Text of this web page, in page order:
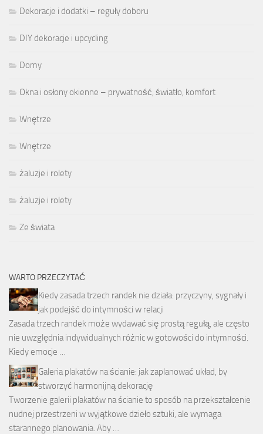
Dekoracje i dodatki – reguły doboru
DIY dekoracje i upcycling
Domy
Okna i osłony okienne – prywatność, światło, komfort
Wnętrze
Wnętrze
żaluzje i rolety
żaluzje i rolety
Ze świata
WARTO PRZECZYTAĆ
Kiedy zasada trzech randek nie działa: przyczyny, sygnały i
jak podejść do intymności w relacji
Zasada trzech randek może wydawać się prostą regułą, ale często
nie uwzględnia indywidualnych różnic w gotowości do intymności.
Kiedy emocje …
Galeria plakatów na ścianie: jak zaplanować układ, by
stworzyć harmonijną dekorację
Tworzenie galerii plakatów na ścianie to sposób na przekształcenie
nudnej przestrzeni w wyjątkowe dzieło sztuki, ale wymaga
starannego planowania. Aby …